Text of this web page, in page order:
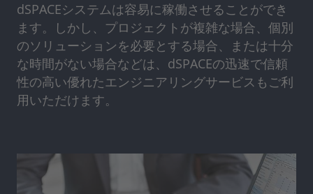
dSPACEシステムは容易に稼働させることができ
ます。しかし、プロジェクトが複雑な場合、個別
のソリューションを必要とする場合、または十分
な時間がない場合などは、dSPACEの迅速で信頼
性の高い優れたエンジニアリングサービスもご利
用いただけます。